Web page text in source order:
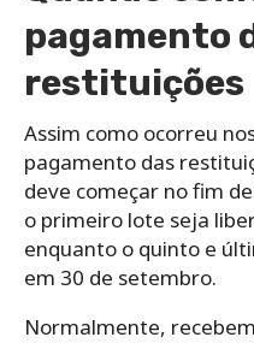
pagamento
restituições
Assim como ocorreu
pagamento das
deve começar no fim
o primeiro lote seja
enquanto o quinto e
em 30 de setembro.
Normalmente,